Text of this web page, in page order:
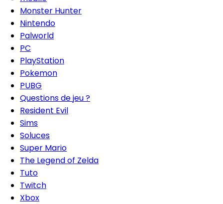
Monster Hunter
Nintendo
Palworld
PC
PlayStation
Pokemon
PUBG
Questions de jeu ?
Resident Evil
Sims
Soluces
Super Mario
The Legend of Zelda
Tuto
Twitch
Xbox